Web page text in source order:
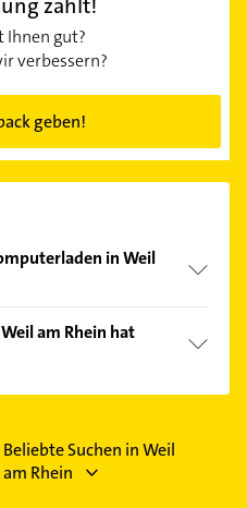
Ihnen gut?
verbessern?
geben!
in Weil
Sie von den
können Sie sich
anzeigen lassen.
am Rhein hat
alleÖffnungszeiten.
Beliebte Suchen in Weil
am Rhein